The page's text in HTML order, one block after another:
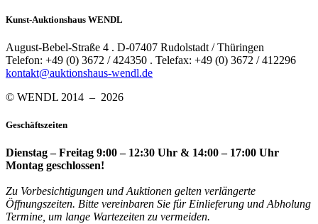
Kunst-Auktionshaus WENDL
August-Bebel-Straße 4 . D-07407 Rudolstadt / Thüringen
Telefon: +49 (0) 3672 / 424350 . Telefax: +49 (0) 3672 / 412296
kontakt@auktionshaus-wendl.de
© WENDL 2014 – 2026
Geschäftszeiten
Dienstag – Freitag 9:00 – 12:30 Uhr & 14:00 – 17:00 Uhr
Montag geschlossen!
Zu Vorbesichtigungen und Auktionen gelten verlängerte
Öffnungszeiten. Bitte vereinbaren Sie für Einlieferung und Abholung
Termine, um lange Wartezeiten zu vermeiden.